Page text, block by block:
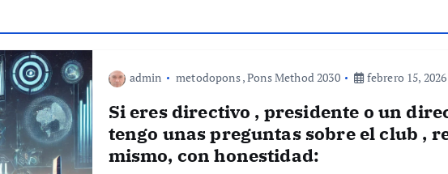
admin metodopons,Pons Method 2030 febrero 15, 2026
Si eres directivo , presidente o un
tengo unas preguntas sobre el club ,
mismo, con honestidad: